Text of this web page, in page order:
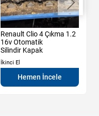
Renault Clio 4 Çıkma 1.2
16v Otomatik
Silindir Kapak
İkinci El
Hemen İncele